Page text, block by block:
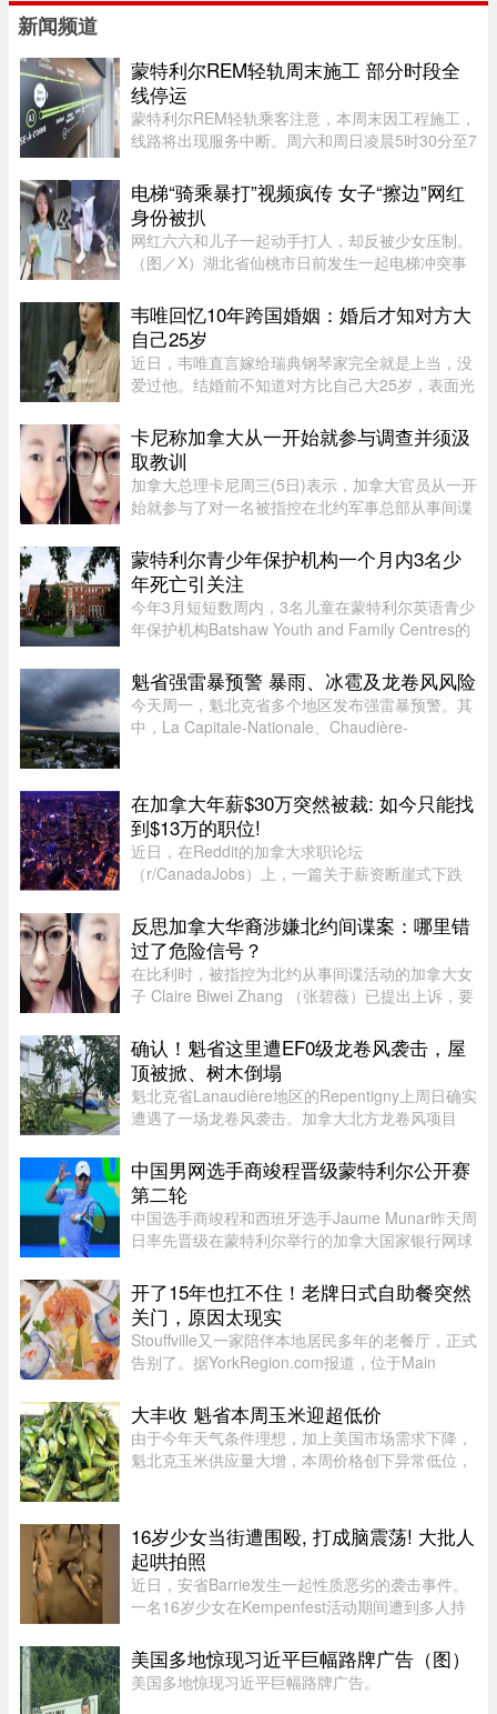
新闻频道
蒙特利尔REM轻轨周末施工 部分时段全
线停运
蒙特利尔REM轻轨乘客注意，本周末因工程施工，
线路将出现服务中断。周六和周日凌晨5时30分至7
至Bois-Franc路段停运时间将持续至上午10时。
REM将安排接驳巴士连接受影响 ...
电梯“骑乘暴打”视频疯传 女子“擦边”网红
身份被扒
网红六六和儿子一起动手打人，却反被少女压制。
（图／X）湖北省仙桃市日前发生一起电梯冲突事
少女催促，心生不满竟先动手攻击，更教唆儿
子“帮我打她”。不料，她反遭 ...
韦唯回忆10年跨国婚姻：婚后才知对方大
自己25岁
近日，韦唯直言嫁给瑞典钢琴家完全就是上当，没
爱过他。结婚前不知道对方比自己大25岁，表面光
世，自己独自抚养三个儿子。韦唯，原名张菊霞，
壮族，1963年9月28日出生于 ...
卡尼称加拿大从一开始就参与调查并须汲
取教训
加拿大总理卡尼周三(5日)表示，加拿大官员从一开
始就参与了对一名被指控在北约军事总部从事间谍
道，卡尼表示加拿大应该从这类事件中汲取教训，
但并未明确表示加拿大正在 ...
蒙特利尔青少年保护机构一个月内3名少
年死亡引关注
今年3月短短数周内，3名儿童在蒙特利尔英语青少
年保护机构Batshaw Youth and Family Centres的
这3起未成年人死亡事件，并表示目前全部仍在调
查之中。 ...
魁省强雷暴预警 暴雨、冰雹及龙卷风风险
今天周一，魁北克省多个地区发布强雷暴预警。其
中，La Capitale-Nationale、Chaudière-
醒：“今天下午至今晚，天气条件有 ...
在加拿大年薪$30万突然被裁: 如今只能找
到$13万的职位!
近日，在Reddit的加拿大求职论坛
（r/CanadaJobs）上，一篇关于薪资断崖式下跌
（OP）表示，自己刚被裁员，此前的年薪高达30
万加元，但如今重返求职市场时却无奈地发现，同
类岗 ...
反思加拿大华裔涉嫌北约间谍案：哪里错
过了危险信号？
在比利时，被指控为北约从事间谍活动的加拿大女
子 Claire Biwei Zhang （张碧薇）已提出上诉，要
急调查其安全审查程序，以查明外国势力可能是如
何渗透进入政府体系的。 ...
确认！魁省这里遭EF0级龙卷风袭击，屋
顶被掀、树木倒塌
魁北克省Lanaudière地区的Repentigny上周日确实
遭遇了一场龙卷风袭击。加拿大北方龙卷风项目
认，当天形成的是一场EF0级龙卷风。报告指出，
这场龙卷风是在一个弱超级单体 ...
中国男网选手商竣程晋级蒙特利尔公开赛
第二轮
中国选手商竣程和西班牙选手Jaume Munar昨天周
日率先晋级在蒙特利尔举行的加拿大国家银行网球
降雨让赛事安排受到严重影响。世界排名第270位
的商竣程以6比3、6比3击败巴 ...
开了15年也扛不住！老牌日式自助餐突然
关门，原因太现实
Stouffville又一家陪伴本地居民多年的老餐厅，正式
告别了。据YorkRegion.com报道，位于Main
Maki Zushi，已于7月30日结束营业。Maki Zushi
经营15年后因租金上涨于7月30 ...
大丰收 魁省本周玉米迎超低价
由于今年天气条件理想，加上美国市场需求下降，
魁北克玉米供应量大增，本周价格创下异常低位，
人David Côté表示， ...
16岁少女当街遭围殴, 打成脑震荡! 大批人
起哄拍照
近日，安省Barrie发生一起性质恶劣的袭击事件。
一名16岁少女在Kempenfest活动期间遭到多人持
批年轻人围观、起哄和拍摄，却迟迟没有人上前制
止。据CTV新闻报道，事件发 ...
美国多地惊现习近平巨幅路牌广告（图）
美国多地惊现习近平巨幅路牌广告。